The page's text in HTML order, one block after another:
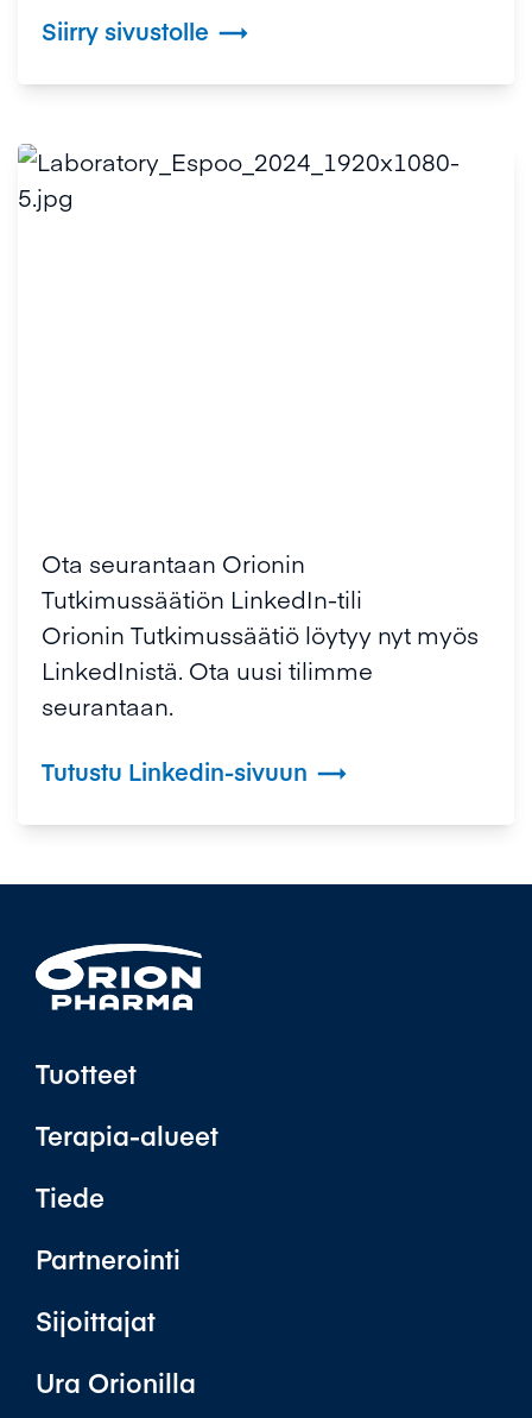
Siirry sivustolle 
Ota seurantaan Orionin
Tutkimussäätiön LinkedIn-tili
Orionin Tutkimussäätiö löytyy nyt myös
LinkedInistä. Ota uusi tilimme
seurantaan.
Tutustu Linkedin-sivuun 
Tuotteet
Terapia-alueet
Tiede
Partnerointi
Sijoittajat
Ura Orionilla